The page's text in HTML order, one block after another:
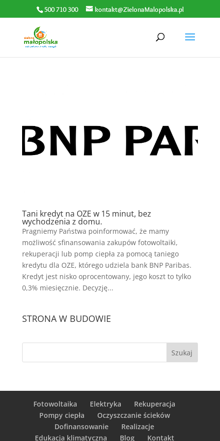
500 710 300 kontakt@ZielonaMalopolska.pl
Tani kredyt na OZE w 15 minut, bez
wychodzenia z domu.
Pragniemy Państwa poinformować, że mamy
możliwość sfinansowania zakupów fotowoltaiki,
rekuperacji lub pomp ciepła za pomocą taniego
kredytu dla OZE, którego udziela bank BNP Paribas.
Kredyt jest nisko oprocentowany, jego koszt to tylko
0,3% miesięcznie. Decyzję...
STRONA W BUDOWIE
Fotowoltaika Elektryka
Rekuperacja
Pompy ciepła
Oczyszczanie ścieków
Dofinansowanie
Realizacje
Edukacja klimatyczna
Blog Kontakt